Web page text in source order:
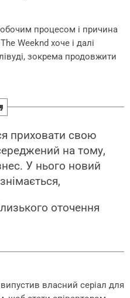
процесом і причина
Weeknd хоче і далі
зокрема продовжити
приховати свою
на тому,
У нього новий
оточення
власний серіал для